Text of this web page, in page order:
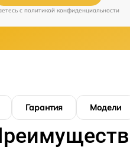
c политикой конфиденциальности
Гарантия Модели